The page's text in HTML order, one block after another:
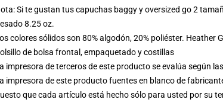
Si te gustan tus capuchas baggy y oversized go 2
8.25 oz.
colores sólidos son 80% algodón, 20% poliéster. Heather
de bolsa frontal, empaquetado y costillas
impresora de terceros de este producto se evalúa según
impresora de este producto fuentes en blanco de
que cada artículo está hecho sólo para usted por su